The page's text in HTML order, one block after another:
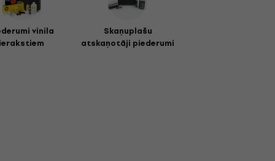
vinila
ierakstiem
Skaņuplašu
atskaņotāji piederumi